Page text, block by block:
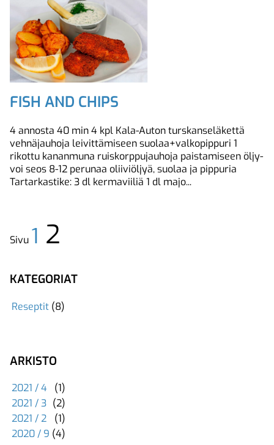
FISH AND CHIPS
4 annosta 40 min 4 kpl Kala-Auton turskanseläkettä
vehnäjauhoja leivittämiseen suolaa+valkopippuri 1
rikottu kananmuna ruiskorppujauhoja paistamiseen öljy-
voi seos 8-12 perunaa oliiviöljyä, suolaa ja pippuria
Tartarkastike: 3 dl kermaviiliä 1 dl majo...
Sivu 1 2
KATEGORIAT
Reseptit (8)
ARKISTO
2021 / 4
(1)
2021 / 3 (2)
2021 / 2
(1)
2020 / 9 (4)